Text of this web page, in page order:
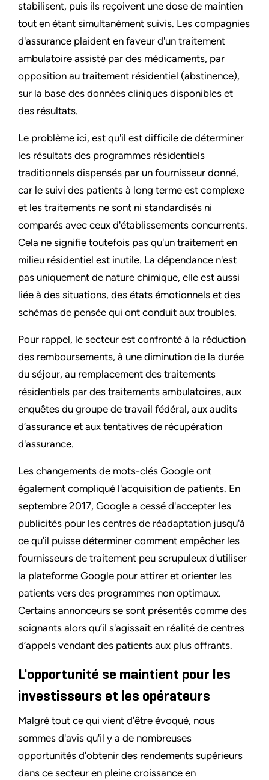
stabilisent, puis ils reçoivent une dose de maintien
tout en étant simultanément suivis. Les compagnies
d'assurance plaident en faveur d'un traitement
ambulatoire assisté par des médicaments, par
opposition au traitement résidentiel (abstinence),
sur la base des données cliniques disponibles et
des résultats.
Le problème ici, est qu'il est difficile de déterminer
les résultats des programmes résidentiels
traditionnels dispensés par un fournisseur donné,
car le suivi des patients à long terme est complexe
et les traitements ne sont ni standardisés ni
comparés avec ceux d'établissements concurrents.
Cela ne signifie toutefois pas qu'un traitement en
milieu résidentiel est inutile. La dépendance n'est
pas uniquement de nature chimique, elle est aussi
liée à des situations, des états émotionnels et des
schémas de pensée qui ont conduit aux troubles.
Pour rappel, le secteur est confronté à la réduction
des remboursements, à une diminution de la durée
du séjour, au remplacement des traitements
résidentiels par des traitements ambulatoires, aux
enquêtes du groupe de travail fédéral, aux audits
d’assurance et aux tentatives de récupération
d'assurance.
Les changements de mots-clés Google ont
également compliqué l'acquisition de patients. En
septembre 2017, Google a cessé d'accepter les
publicités pour les centres de réadaptation jusqu'à
ce qu'il puisse déterminer comment empêcher les
fournisseurs de traitement peu scrupuleux d'utiliser
la plateforme Google pour attirer et orienter les
patients vers des programmes non optimaux.
Certains annonceurs se sont présentés comme des
soignants alors qu’il s'agissait en réalité de centres
d’appels vendant des patients aux plus offrants.
L'opportunité se maintient pour les
investisseurs et les opérateurs
Malgré tout ce qui vient d'être évoqué, nous
sommes d'avis qu'il y a de nombreuses
opportunités d'obtenir des rendements supérieurs
dans ce secteur en pleine croissance en